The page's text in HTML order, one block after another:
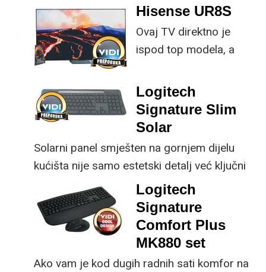
specifikacije, no
istovremeno
implementirao
ključne svakom
korisniku.
Hisense UR8S
Ovaj TV direktno je
ispod top modela, a
male ustupke možete
osjetno uštedjeti pri
kupnji.
Logitech
Signature Slim
Solar
Solarni panel smješten na gornjem dijelu
kućišta nije samo estetski detalj već ključni
dio koncepta ovog proizvoda, jer koristi
energiju prirodnog ili umjetnog svjetla za
rad.
Logitech
Signature
Comfort Plus
MK880 set
Ako vam je kod dugih radnih sati komfor na